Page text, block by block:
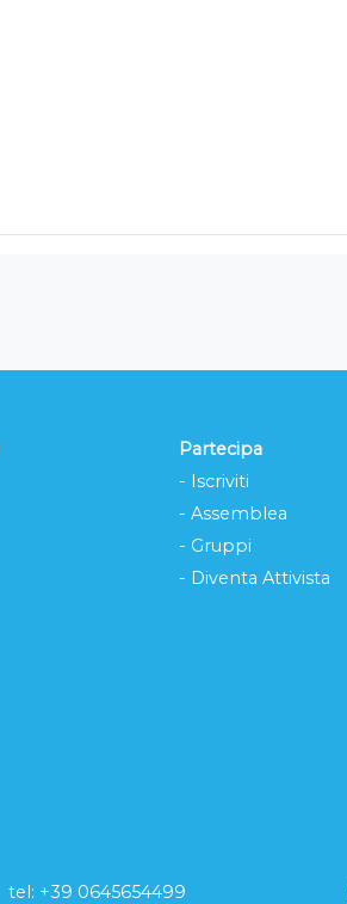
Partecipa
- Iscriviti
- Assemblea
- Gruppi
- Diventa Attivista
tel: ‭+39 0645654499